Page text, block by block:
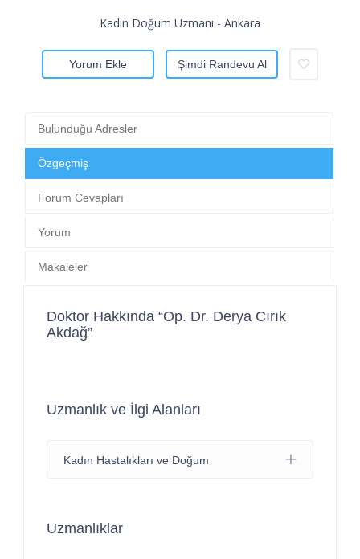
Kadın Doğum Uzmanı - Ankara
Yorum Ekle Şimdi Randevu Al
Bulunduğu Adresler
Özgeçmiş
Forum Cevapları
Yorum
Makaleler
Doktor Hakkında “Op. Dr. Derya Cırık
Akdağ”
Uzmanlık ve İlgi Alanları
Kadın Hastalıkları ve Doğum
Uzmanlıklar